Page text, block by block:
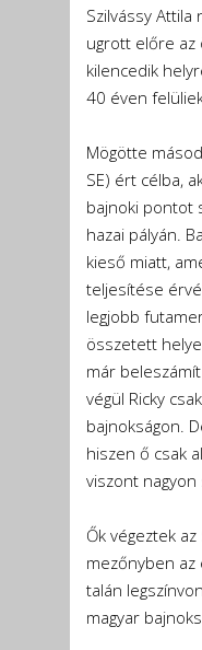
Szilvássy
ugrott előre az
kilencedik
40 éven
Mögötte
SE) ért célba,
bajnoki pontot
hazai pályán.
kieső miatt,
teljesítése
legjobb
összetett
már
végül Ricky
bajnokságon.
hiszen ő csak
viszont
Ők végeztek
mezőnyben
talán
magyar